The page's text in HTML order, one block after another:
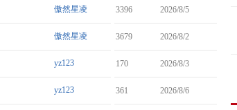
傲然星凌 3396 2026/8/5
傲然星凌 3679 2026/8/2
yz123 170 2026/8/3
yz123 361 2026/8/6